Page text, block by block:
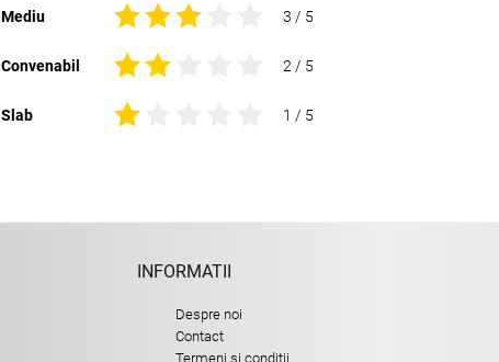
Mediu 3 / 5
Convenabil 2 / 5
Slab 1 / 5
INFORMATII
Despre noi
Contact
Termeni si conditii